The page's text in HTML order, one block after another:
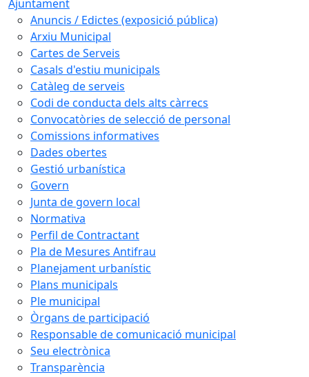
Ajuntament
Anuncis / Edictes (exposició pública)
Arxiu Municipal
Cartes de Serveis
Casals d'estiu municipals
Catàleg de serveis
Codi de conducta dels alts càrrecs
Convocatòries de selecció de personal
Comissions informatives
Dades obertes
Gestió urbanística
Govern
Junta de govern local
Normativa
Perfil de Contractant
Pla de Mesures Antifrau
Planejament urbanístic
Plans municipals
Ple municipal
Òrgans de participació
Responsable de comunicació municipal
Seu electrònica
Transparència